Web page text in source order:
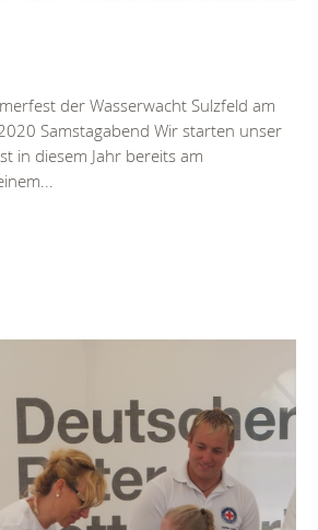
der Wasserwacht Sulzfeld am
Samstagabend Wir starten unser
in diesem Jahr bereits am